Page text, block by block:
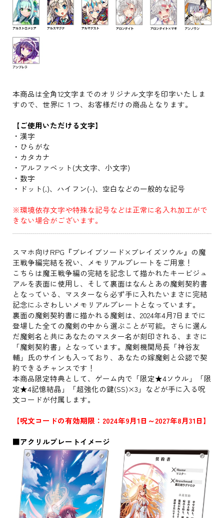
本商品は全角12文字までのオリジナル文字を印字いたしま
すので、世界に１つ、お客様だけの商品となります。
【ご使用いただける文字】
・漢字
・ひらがな
・カタカナ
・アルファベット(大文字、小文字)
・数字
・ドット(.)、ハイフン(-)、空白などの一般的な記号
※環境依存文字や特殊な記号などは正常に名入れ加工がで
きない場合がございます。
スマホ向けRPG『ブレイブソード×ブレイズソウル』の魔
王戦争編完結を祝い、メモリアルプレートをご用意！
こちらは魔王戦争編の完結を記念して描かれたキービジュ
アルを表面に使用し、そして裏面はなんとあの魔剣契約書
となっている、マスターなら必ず手に入れたいまさに完結
記念にふさわしいメモリアルプレートとなっています。
裏面の魔剣契約書に描かれる魔剣は、2024年4月7日までに
登場した全ての魔剣の中から選ぶことが可能。さらに選ん
だ魔剣名と共にあなたのマスター名が刻印される、まさに
「魔剣契約書」となっています。魔剣機関局長「神谷友
輔」氏のサインも入っており、あなたの嫁魔剣と公認で契
約できるチャンスです！
本商品限定特典として、ゲーム内で「限定★4ソウル」「限
定★4記憶結晶」「超強化の鍵(SS)×3」などが手に入る呪
文コードが付属します。
【呪文コードの有効期限：2024年9月1日～2027年8月31日】
■アクリルプレートイメージ